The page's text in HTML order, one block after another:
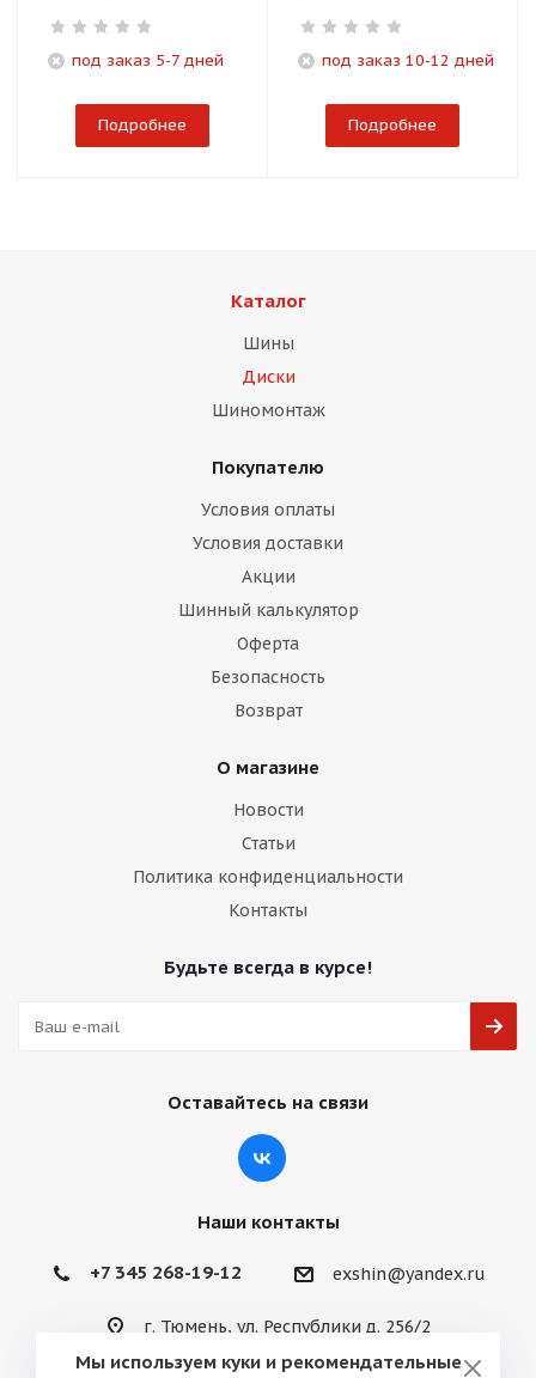
под заказ 5-7 дней
Подробнее
под заказ 10-12 дней
Подробнее
Каталог
Шины
Диски
Шиномонтаж
Покупателю
Условия оплаты
Условия доставки
Акции
Шинный калькулятор
Оферта
Безопасность
Возврат
О магазине
Новости
Статьи
Политика конфиденциальности
Контакты
Будьте всегда в курсе!
Оставайтесь на связи
Наши контакты
+7 345 268-19-12 exshin@yandex.ru
г. Тюмень, ул. Республики д. 256/2
Мы используем куки и рекомендательные